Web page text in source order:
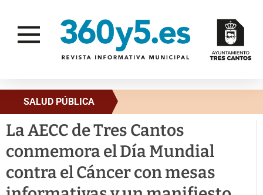
SALUD PÚBLICA
La AECC de Tres Cantos
conmemora el Día Mundial
contra el Cáncer con mesas